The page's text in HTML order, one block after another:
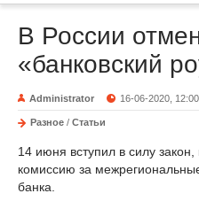
В России
«банковский
Administrator 16-06-2020, 12:00
Разное / Статьи
14 июня вступил в силу
комиссию за
банка.